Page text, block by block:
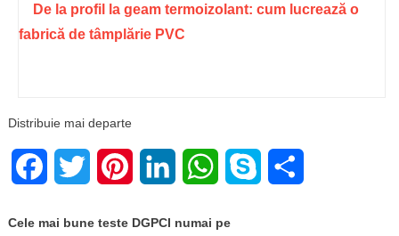
De la profil la geam termoizolant: cum lucrează o
fabrică de tâmplărie PVC
Distribuie mai departe
FacebookTwitter PinterestLinkedIn WhatsApp
Skype
Cele mai bune teste DGPCI numai pe